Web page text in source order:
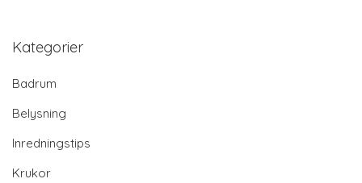
Kategorier
Badrum
Belysning
Inredningstips
Krukor